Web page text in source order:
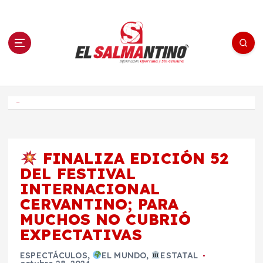
n El Salmantino - medios/noticias/editorial
FINALIZA EDICIÓN 52
DEL FESTIVAL
INTERNACIONAL
CERVANTINO; PARA
MUCHOS NO CUBRIÓ
EXPECTATIVAS
ESPECTÁCULOS, EL MUNDO, ESTATAL